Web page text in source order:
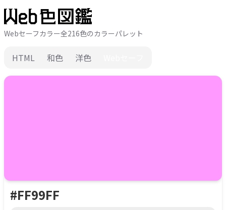
Webセーフカラー全216色のカラーパレット
HTML 和色 洋色
#FF99FF